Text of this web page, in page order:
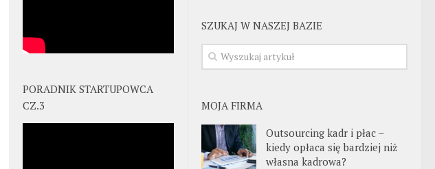
SZUKAJ W NASZEJ BAZIE
MOJA FIRMA
Outsourcing kadr i płac –
kiedy opłaca się bardziej niż
własna kadrowa?
PORADNIK STARTUPOWCA
CZ.3